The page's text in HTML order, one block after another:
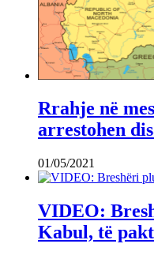
Rrahje në
arrestohen
01/05/2021
VIDEO:
Kabul, të